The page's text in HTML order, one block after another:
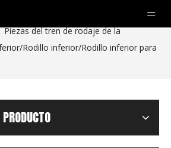
Piezas del tren de rodaje de la
Rodillo inferior/Rodillo inferior para